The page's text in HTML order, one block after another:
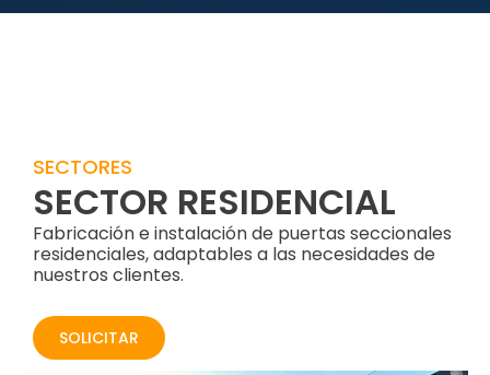
SECTORES
SECTOR RESIDENCIAL
Fabricación e instalación de puertas seccionales
residenciales, adaptables a las necesidades de
nuestros clientes.
SOLICITAR